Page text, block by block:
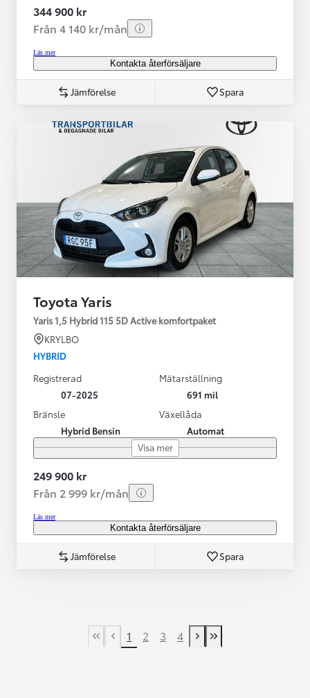
344 900 kr
Från 4 140 kr/mån
Läs mer
Kontakta återförsäljare
Jämförelse Spara
Toyota Yaris
Yaris 1,5 Hybrid 115 5D Active komfortpaket
KRYLBO
HYBRID
Registrerad
07-2025
Mätarställning
691 mil
Bränsle
Hybrid Bensin
Växellåda
Automat
Visa mer
249 900 kr
Från 2 999 kr/mån
Läs mer
Kontakta återförsäljare
Jämförelse Spara
First Page
Previous page
1 2 3 4
Next page
Last Page